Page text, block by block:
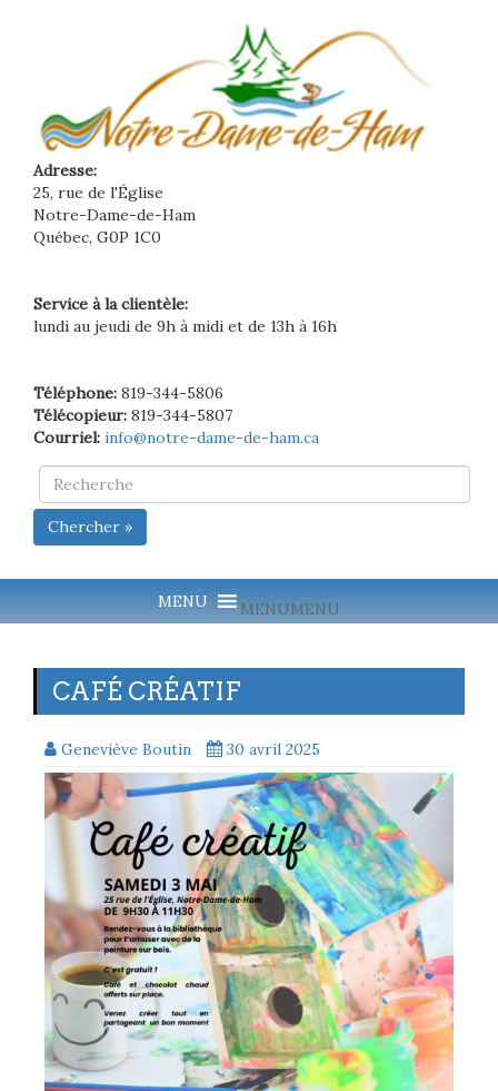
Adresse:
25, rue de l'Église
Notre-Dame-de-Ham
Québec, G0P 1C0
Service à la clientèle:
lundi au jeudi de 9h à midi et de 13h à 16h
Téléphone: 819-344-5806
Télécopieur: 819-344-5807
Courriel: info@notre-dame-de-ham.ca
Chercher »
MENUMENU
CAFÉ CRÉATIF
Geneviève Boutin 30 avril 2025